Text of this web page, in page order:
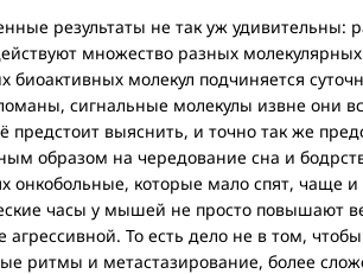
результаты не так уж удивительны:
множество разных
биоактивных молекул подчиняется
сигнальные молекулы извне они
предстоит выяснить, и точно так же
образом на чередование сна и
онкобольные, которые мало спят, чаще
часы у мышей не просто повышают
агрессивной. То есть дело не в том,
ритмы и метастазирование, более